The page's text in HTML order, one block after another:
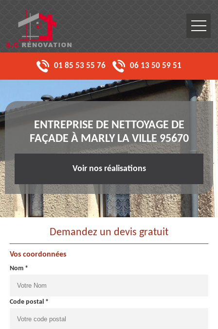
01 85 53 55 76 06 13 50 59 51
ENTREPRISE DE NETTOYAGE DE
FAÇADE À MARLY LA VILLE 95670
Voir nos réalisations
Demandez un devis gratuit
Vos coordonnées
Nom *
Code postal *